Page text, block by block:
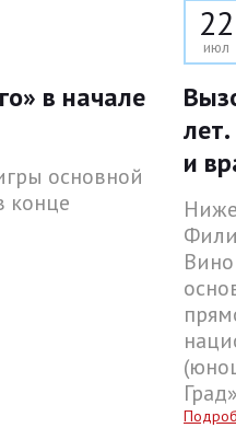
в начале
основной
конце
22
июл
и